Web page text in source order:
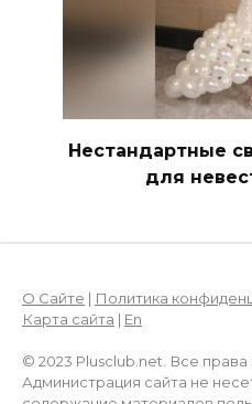
Нестандартные
для
О Сайте | Политика
Карта сайта | En
© 2023 Plusclub.net. Все
Администрация сайта не